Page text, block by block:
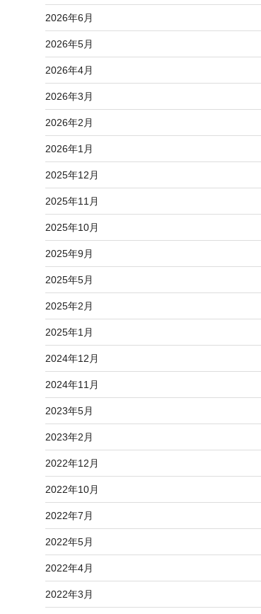
2026年6月
2026年5月
2026年4月
2026年3月
2026年2月
2026年1月
2025年12月
2025年11月
2025年10月
2025年9月
2025年5月
2025年2月
2025年1月
2024年12月
2024年11月
2023年5月
2023年2月
2022年12月
2022年10月
2022年7月
2022年5月
2022年4月
2022年3月